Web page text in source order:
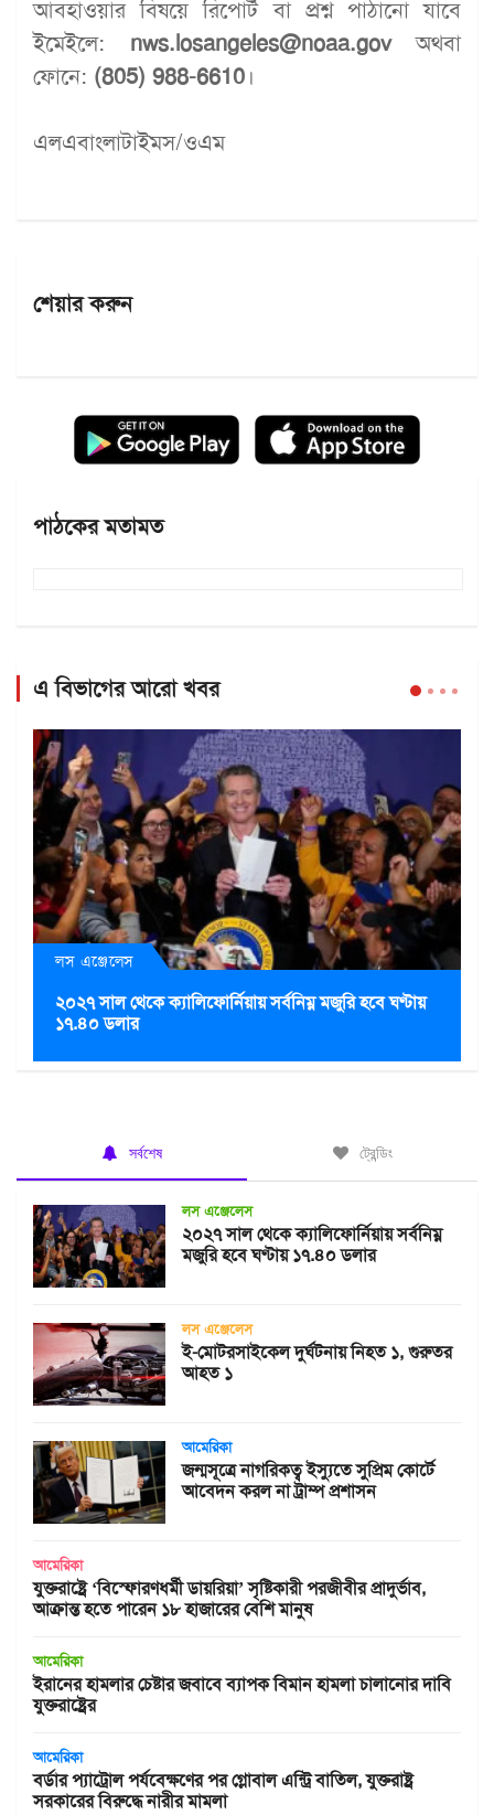
আবহাওয়ার বিষয়ে রিপোর্ট বা প্রশ্ন পাঠানো যাবে
ইমেইলে: nws.losangeles@noaa.govঅথবা
ফোনে: (805) 988-6610।
এলএবাংলাটাইমস/ওএম
শেয়ার করুন
পাঠকের মতামত
এ বিভাগের আরো খবর
লস এঞ্জেলেস
২০২৭ সাল থেকে ক্যালিফোর্নিয়ায় সর্বনিম্ন মজুরি হবে ঘণ্টায়
১৭.৪০ ডলার
সর্বশেষ ট্রেন্ডিং
লস এঞ্জেলেস
২০২৭ সাল থেকে ক্যালিফোর্নিয়ায় সর্বনিম্ন
মজুরি হবে ঘণ্টায় ১৭.৪০ ডলার
লস এঞ্জেলেস
ই-মোটরসাইকেল দুর্ঘটনায় নিহত ১, গুরুতর
আহত ১
আমেরিকা
জন্মসূত্রে নাগরিকত্ব ইস্যুতে সুপ্রিম কোর্টে
আবেদন করল না ট্রাম্প প্রশাসন
আমেরিকা
যুক্তরাষ্ট্রে ‘বিস্ফোরণধর্মী ডায়রিয়া’ সৃষ্টিকারী পরজীবীর প্রাদুর্ভাব,
আক্রান্ত হতে পারেন ১৮ হাজারের বেশি মানুষ
আমেরিকা
ইরানের হামলার চেষ্টার জবাবে ব্যাপক বিমান হামলা চালানোর দাবি
যুক্তরাষ্ট্রের
আমেরিকা
বর্ডার প্যাট্রোল পর্যবেক্ষণের পর গ্লোবাল এন্ট্রি বাতিল, যুক্তরাষ্ট্র
সরকারের বিরুদ্ধে নারীর মামলা